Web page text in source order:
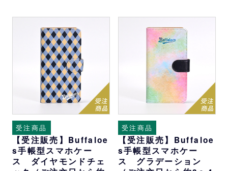
受注商品
【受注販売】Buffaloe
s手帳型スマホケー
ス ダイヤモンドチェ
受注商品
【受注販売】Buffaloe
s手帳型スマホケー
ス グラデーション